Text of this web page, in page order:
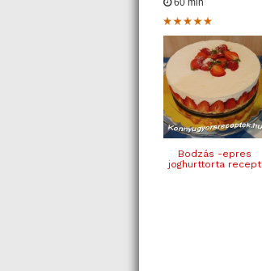
60 min
Bodzás -epres
joghurttorta recept